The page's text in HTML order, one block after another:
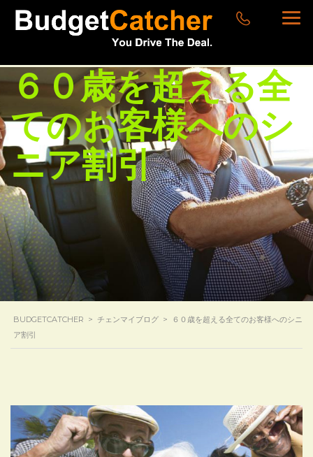
６０歳を超える全
てのお客様へのシ
ニア割引
BUDGETCATCHER > チェンマイブログ >
６０歳を超える全てのお客様へのシニ
ア割引